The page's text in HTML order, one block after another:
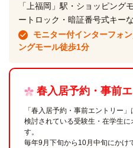
「上福岡」駅・ショッピング
ートロック・暗証番号式キー
モニター付インターフォ
ングモール徒歩1分
春入居予約・事前
「春入居予約・事前エントリー
検討されている受験生・在学生
す。
毎年9月下旬から10月中旬にかけ